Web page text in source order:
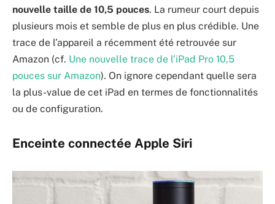
nouvelle taille de 10,5 pouces. La rumeur court depuis
plusieurs mois et semble de plus en plus crédible. Une
trace de l’appareil a récemment été retrouvée sur
Amazon (cf. Une nouvelle trace de l’iPad Pro 10,5
pouces sur Amazon). On ignore cependant quelle sera
la plus-value de cet iPad en termes de fonctionnalités
ou de configuration.
Enceinte connectée Apple Siri